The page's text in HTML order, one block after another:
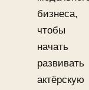
бизнеса,
чтобы
начать
развивать
актёрскую